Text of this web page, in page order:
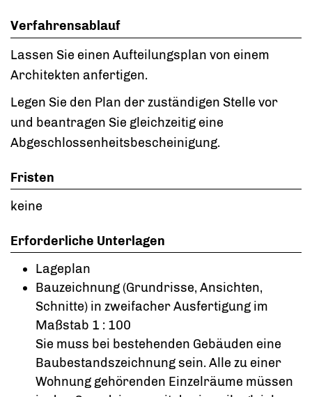
Verfahrensablauf
Lassen Sie einen Aufteilungsplan von einem
Architekten anfertigen.
Legen Sie den Plan der zuständigen Stelle vor
und beantragen Sie gleichzeitig eine
Abgeschlossenheitsbescheinigung.
Fristen
keine
Erforderliche Unterlagen
Lageplan
Bauzeichnung (Grundrisse, Ansichten,
Schnitte) in zweifacher Ausfertigung im
Maßstab 1 : 100
Sie muss bei bestehenden Gebäuden eine
Baubestandszeichnung sein. Alle zu einer
Wohnung gehörenden Einzelräume müssen